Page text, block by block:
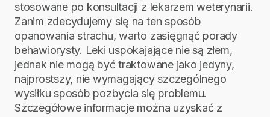
stosowane po konsultacji z lekarzem weterynarii.
Zanim zdecydujemy się na ten sposób
opanowania strachu, warto zasięgnąć porady
behawiorysty. Leki uspokajające nie są złem,
jednak nie mogą być traktowane jako jedyny,
najprostszy, nie wymagający szczególnego
wysiłku sposób pozbycia się problemu.
Szczegółowe informacje można uzyskać z